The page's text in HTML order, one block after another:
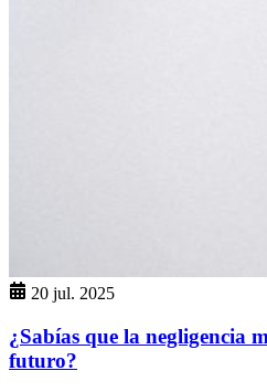
20 jul. 2025
¿Sabías que la negligencia
futuro?